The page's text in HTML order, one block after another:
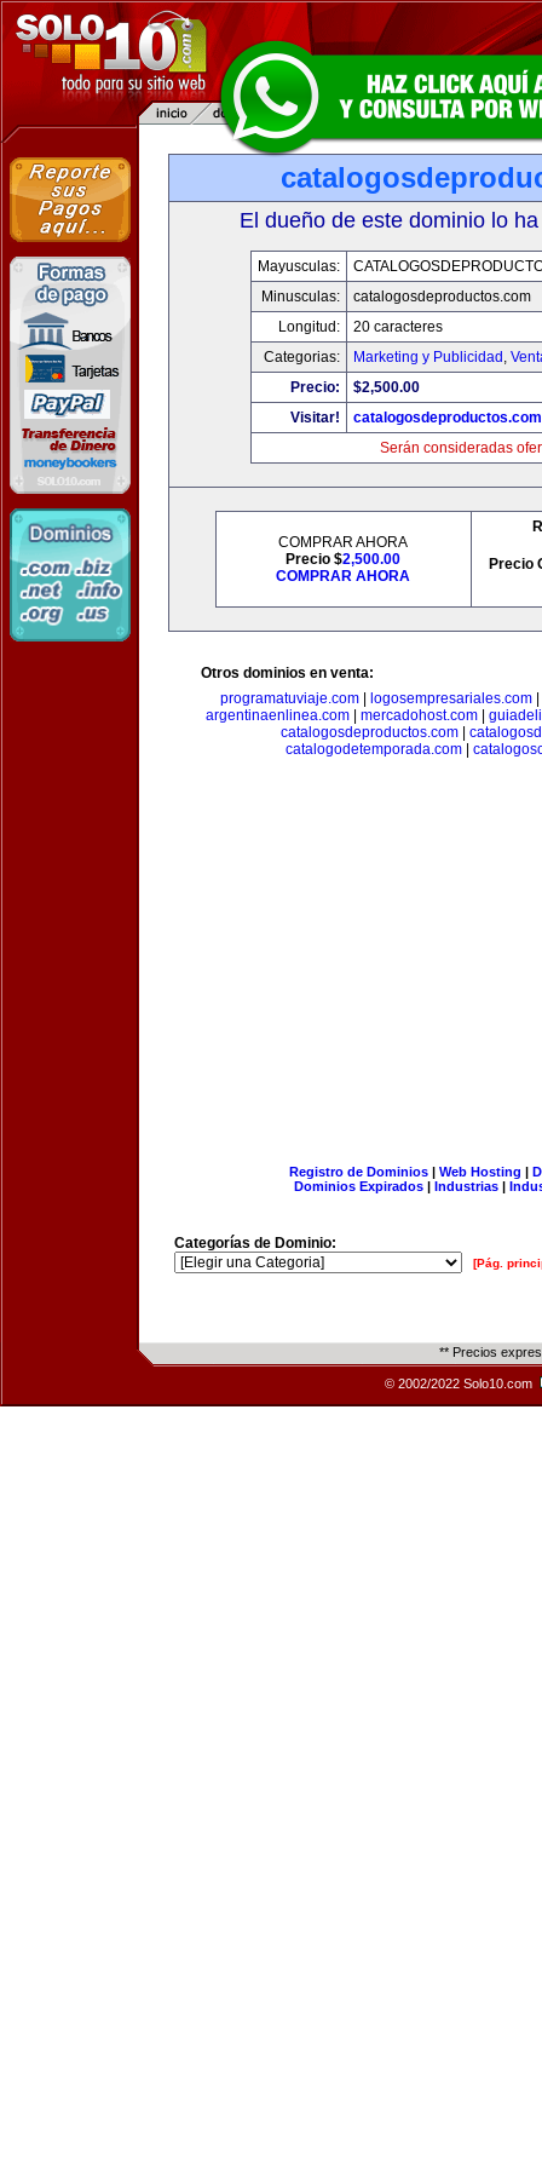
El dueño de este dominio lo
Mayusculas:
Minusculas:
catalogosdeproductos.com
Longitud:
20 caracteres
Categorias:
Marketing y Publicidad ,
Precio:
$2,500.00
Visitar!
catalogosdeproductos.com
Serán consideradas
COMPRAR AHORA
Precio $2,500.00
COMPRAR AHORA
Precio
Otros dominios en venta:
programatuviaje.com| logosempresariales.com|
argentinaenlinea.com| mercadohost.com|
catalogosdeproductos.com
catalogodetemporada.com
Registro de Dominios| Web Hosting |
Dominios Expirados | Industrias |
Categorías de Dominio:
[Pág.
** Precios
© 2002/2022 Solo10.com